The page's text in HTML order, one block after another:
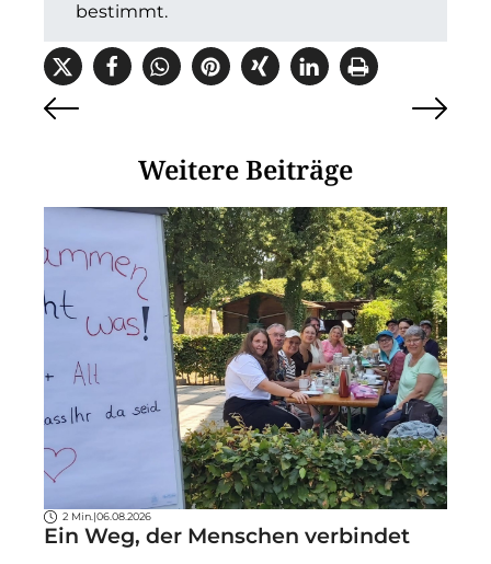
bestimmt.
Weitere Beiträge
2 Min. |06.08.2026
Ein Weg, der Menschen verbindet